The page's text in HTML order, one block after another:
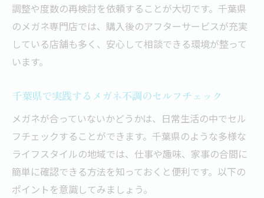
調整や度数の再検討を依頼することが大切です。千葉県
のメガネ専門店では、購入後のアフターサービスが充実
している店舗も多く、安心して相談できる環境が整って
います。
千葉県で実践するメガネ不調のセルフチェック
メガネが合っていないかどうかは、日常生活の中でセル
フチェックすることができます。千葉県のような多様な
ライフスタイルの地域では、仕事や趣味、家事の合間に
簡単に確認できる方法を知っておくと便利です。以下の
ポイントを意識してみましょう。